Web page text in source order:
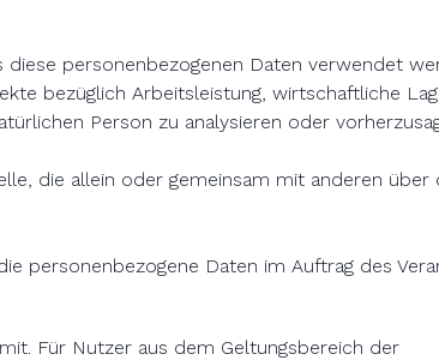
personenbezogenen Daten verwendet
bezüglich Arbeitsleistung, wirtschaftliche
Person zu analysieren oder
die allein oder gemeinsam mit anderen
personenbezogene Daten im Auftrag des
Für Nutzer aus dem Geltungsbereich der